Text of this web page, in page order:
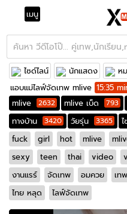
เมนู
ไซด์ไลน์ นักแสดง ห
แอบแม่ไลฟ์จัดเทพ mlive 15:35
mlive
2632 mlive เบ็ด 793
ทางบ้าน 3420 วัยรุ่น 3365
fuck
girl hot mlive
sexy
teen thai video
งานแรร์
จัดเทพ อมควย เทพ
ไทย หลุด
ไลฟ์จัดเทพ